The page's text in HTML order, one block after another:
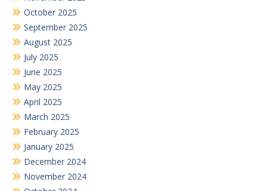
October 2025
September 2025
August 2025
July 2025
June 2025
May 2025
April 2025
March 2025
February 2025
January 2025
December 2024
November 2024